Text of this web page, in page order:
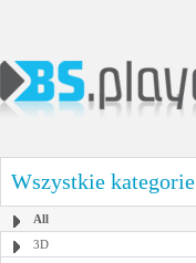
Wszystkie kategorie
All
3D